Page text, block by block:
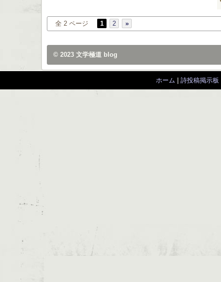
全 2 ページ 1 2 »
© 2023 文学極道 blog
ホーム 詩投稿掲示板